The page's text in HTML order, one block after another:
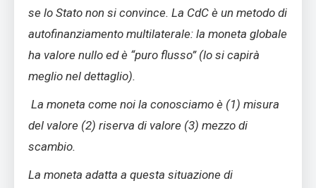
se lo Stato non si convince. La CdC è un metodo di
autofinanziamento multilaterale: la moneta globale
ha valore nullo ed è “puro flusso” (lo si capirà
meglio nel dettaglio).
La moneta come noi la conosciamo è (1) misura
del valore (2) riserva di valore (3) mezzo di
scambio.
La moneta adatta a questa situazione di